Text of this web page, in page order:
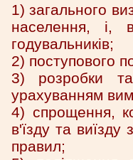
1) загального
населення, і,
годувальників;
2) поступового
3) розробки та
урахуванням
4) спрощення,
в'їзду та
правил;